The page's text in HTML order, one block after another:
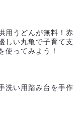
用うどんが無料！赤
しい丸亀で子育て支
使ってみよう！
洗い用踏み台を手作